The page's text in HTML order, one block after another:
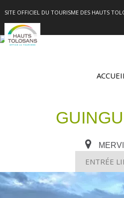
SITE OFFICIEL DU TOURISME DES HAUTS
ENTRÉE